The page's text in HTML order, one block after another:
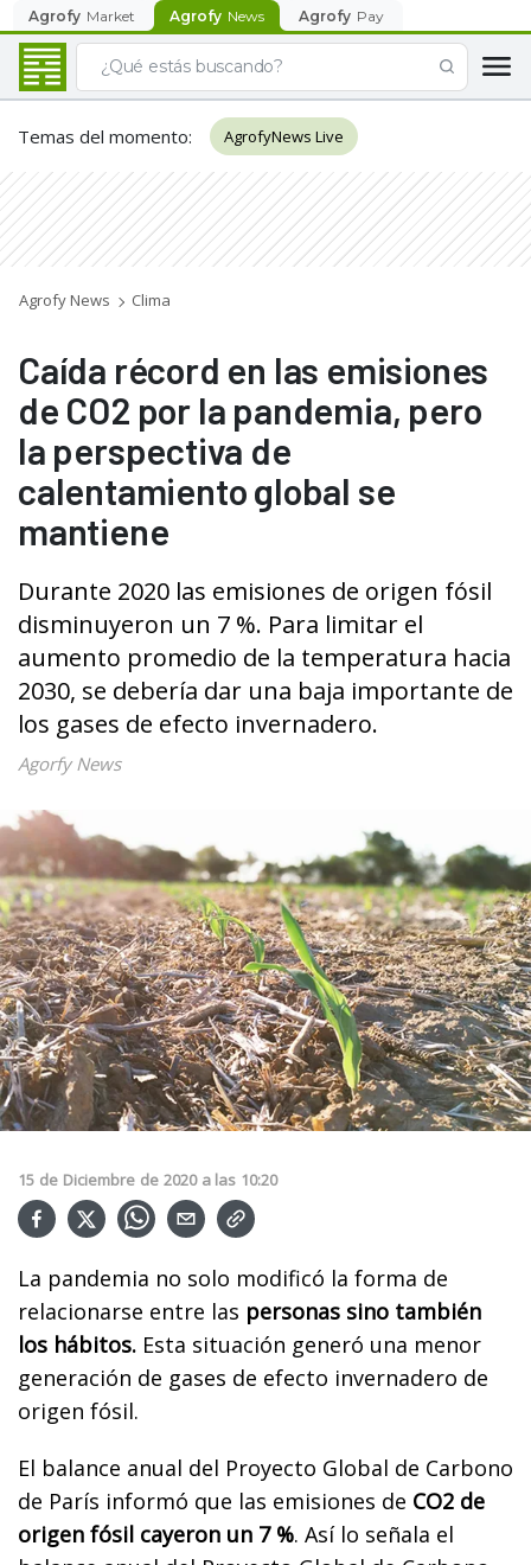
Agrofy Market Agrofy News Agrofy Pay
Temas del momento: AgrofyNews Live
Agrofy News Clima
Caída récord en las emisiones
de CO2 por la pandemia, pero
la perspectiva de
calentamiento global se
mantiene
Durante 2020 las emisiones de origen fósil
disminuyeron un 7 %. Para limitar el
aumento promedio de la temperatura hacia
2030, se debería dar una baja importante de
los gases de efecto invernadero.
Agorfy News
15 de Diciembre de 2020 a las 10:20
La pandemia no solo modificó la forma de
relacionarse entre las personas sino también
los hábitos. Esta situación generó una menor
generación de gases de efecto invernadero de
origen fósil.
El balance anual del Proyecto Global de Carbono
de París informó que las emisiones de CO2 de
origen fósil cayeron un 7 %. Así lo señala el